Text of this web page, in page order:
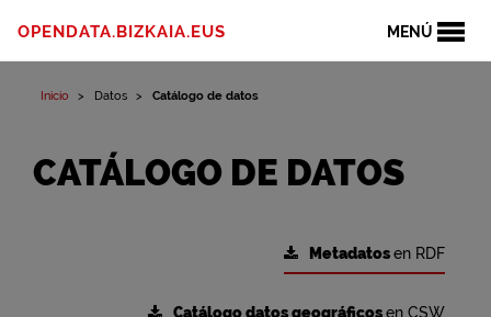
MENÚ
OPENDATA.BIZKAIA.EUS
Inicio Datos Catálogo de datos
CATÁLOGO DE DATOS
Metadatosen RDF
Catálogo datos geográficosen CSW